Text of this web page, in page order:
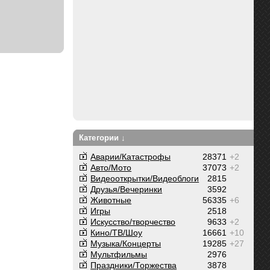
Категории ↓
+2
28371
Аварии/Катастрофы
+2
37073
Авто/Мото
2815
Видеооткрытки/Видеоблоги
3592
Друзья/Вечеринки
+6
56335
Животные
2518
Игры
+2
9633
Искусство/творчество
+10
16661
Кино/ТВ/Шоу
+27
19285
Музыка/Концерты
2976
Мультфильмы
3878
Праздники/Торжества